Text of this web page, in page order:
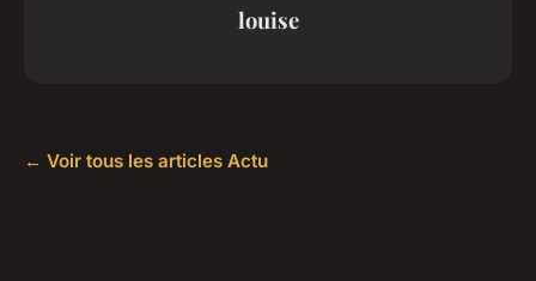
louise
← Voir tous les articles Actu